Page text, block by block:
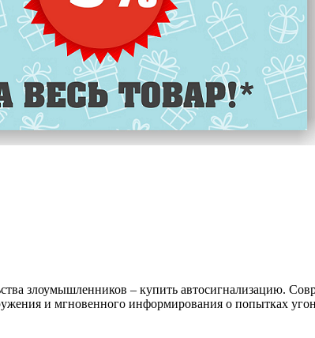
злоумышленников – купить автосигнализацию.
и мгновенного информирования о попытках